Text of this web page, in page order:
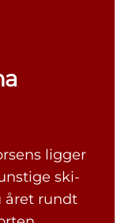
ligger
ski-
året rundt